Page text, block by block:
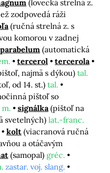
(lovecká strelná z.
zodpovedá ráži
(ručná strelná z. s
komorou v zadnej
parabelum (automatická
tercerol
tercerola
najmä s dýkou)tal.
od 14. st.) tal.
pištoľ so
m. signálka (pištoľ na
svetelných) lat.-franc.
kolt (viacranová ručná
a otáčavým
(samopal) gréc.
zastar. voj. slang.